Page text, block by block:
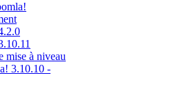
mise à niveau
3.10.10 -